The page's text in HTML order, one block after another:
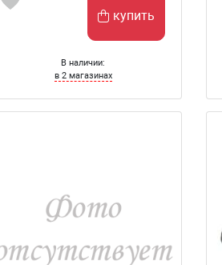
купить
В наличии:
в 2 магазинах